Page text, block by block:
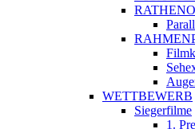
WETTBEWERB
Siegerfilme
1.